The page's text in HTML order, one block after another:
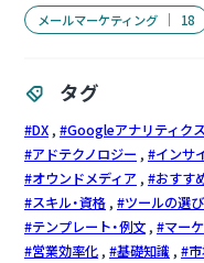
メールマーケティング 18
タグ
DX Googleアナリティク
アドテクノロジー
インサ
オウンドメディア
おすす
スキル・資格
ツールの選
テンプレート・例文
マー
営業効率化
基礎知識